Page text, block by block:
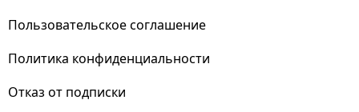
Пользовательское соглашение
Политика конфиденциальности
Отказ от подписки